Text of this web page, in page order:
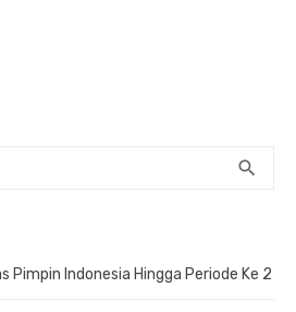
search
Pimpin Indonesia Hingga Periode Ke 2